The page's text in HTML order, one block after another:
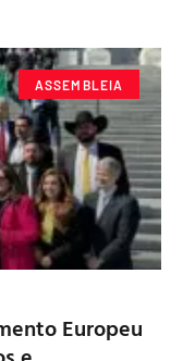
ASSEMBLEIA
Europeu